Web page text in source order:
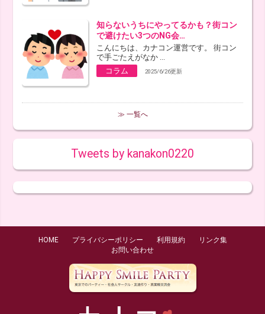
知らないうちにやってるかも？街コン
で避けたい3つのNG会…
こんにちは、カナコン運営です。 街コン
で手ごたえがなか ...
コラム
2025/6/26更新
≫ 一覧へ
Tweets by kanakon0220
HOME プライバシーポリシー 利用規約
リンク集
お問い合わせ